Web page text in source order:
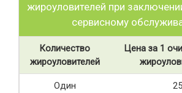
жироуловителей при
сервисному
Количество
жироуловителей
Цена за 1
Один